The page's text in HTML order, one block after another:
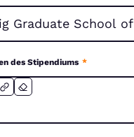
des Stipendiums *